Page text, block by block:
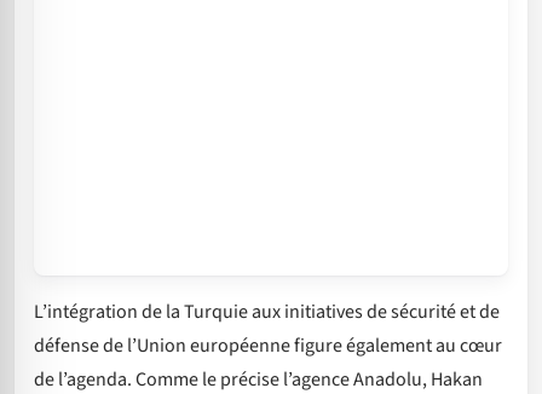
L’intégration de la Turquie aux initiatives de sécurité et de
défense de l’Union européenne figure également au cœur
de l’agenda. Comme le précise l’agence Anadolu, Hakan